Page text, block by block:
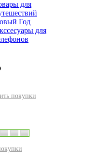
для
Год
для
покупки